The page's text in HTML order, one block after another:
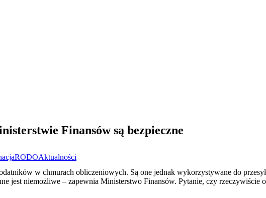
Finansów są bezpieczne
RODOAktualności
w chmurach obliczeniowych. Są one jednak wykorzystywane do
jest niemożliwe – zapewnia Ministerstwo Finansów. Pytanie, czy rzeczywiście